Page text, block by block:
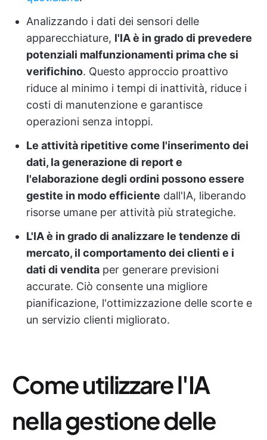
Analizzando i dati dei sensori delle
apparecchiature, l'IA è in grado di prevedere
potenziali malfunzionamenti prima che si
verifichino. Questo approccio proattivo
riduce al minimo i tempi di inattività, riduce i
costi di manutenzione e garantisce
operazioni senza intoppi.
Le attività ripetitive come l'inserimento dei
dati, la generazione di report e
l'elaborazione degli ordini possono essere
gestite in modo efficiente dall'IA, liberando
risorse umane per attività più strategiche.
L'IA è in grado di analizzare le tendenze di
mercato, il comportamento dei clienti e i
dati di vendita per generare previsioni
accurate. Ciò consente una migliore
pianificazione, l'ottimizzazione delle scorte e
un servizio clienti migliorato.
Come utilizzare l'IA
nella gestione delle